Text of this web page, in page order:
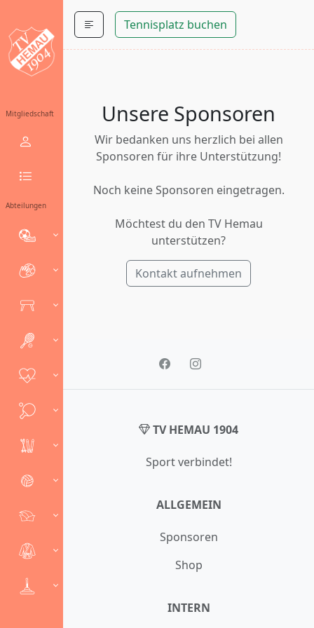
Mitgliedschaft
Abteilungen
Tennisplatz buchen
Unsere Sponsoren
Wir bedanken uns herzlich bei allen
Sponsoren für ihre Unterstützung!
Noch keine Sponsoren eingetragen.
Möchtest du den TV Hemau
unterstützen?
Kontakt aufnehmen
TV HEMAU 1904
Sport verbindet!
ALLGEMEIN
Sponsoren
Shop
INTERN